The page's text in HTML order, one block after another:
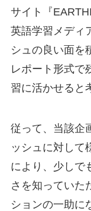
サイト『
英語学習メディ
シュの良い面を
レポート形式で
習に活かせると
従って、当該企
ッシュに対して
により、少しで
さを知っていた
ションの一助に